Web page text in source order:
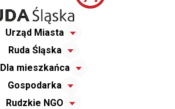
Urząd Miasta
Ruda Śląska
Dla mieszkańca
Gospodarka
Rudzkie NGO